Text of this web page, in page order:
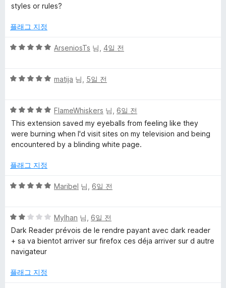
styles or rules?
플래그 지정
5
점
점
ArseniosTs 님, 4일 전
5
점
에
5
점
matija 님, 5일 전
5
점
만
점
5
FlameWhiskers 님, 6일 전
This extension saved my eyeballs from feeling like they
were burning when I'd visit sites on my television and being
encountered by a blinding white page.
플래그 지정
5
점
에
5
점
Maribel 님, 6일 전
5
점
만
점
2
Mylhan 님, 6일 전
Dark Reader prévois de le rendre payant avec dark reader
+ sa va bientot arriver sur firefox ces déja arriver sur d autre
navigateur
플래그 지정